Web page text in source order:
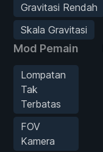
Gravitasi Rendah
Skala Gravitasi
Mod Pemain
Lompatan
Tak
Terbatas
FOV
Kamera